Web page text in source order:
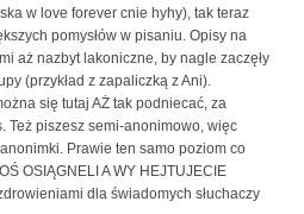
w love forever cnie hyhy), tak teraz
pomysłów w pisaniu. Opisy na
aż nazbyt lakoniczne, by nagle zaczęły
(przykład z zapaliczką z Ani).
się tutaj AŻ tak podniecać, za
Też piszesz semi-anonimowo, więc
Prawie ten samo poziom co
OSIĄGNELI A WY HEJTUJECIE
dla świadomych słuchaczy